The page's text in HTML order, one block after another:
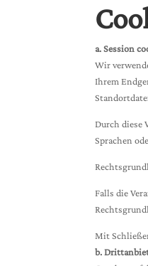
a. Session
Wir
Ihrem
Durch diese
Sprachen
Falls die
Mit
b.